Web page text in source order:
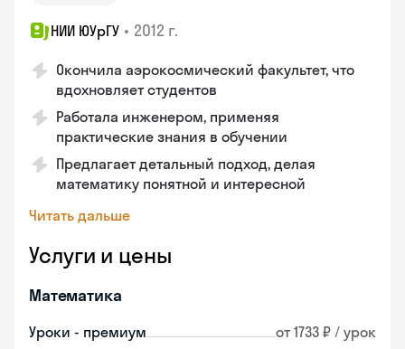
НИИ ЮУрГУ • 2012 г.
Окончила аэрокосмический факультет, что
вдохновляет студентов
Работала инженером, применяя
практические знания в обучении
Предлагает детальный подход, делая
математику понятной и интересной
Читать дальше
Услуги и цены
Математика
Уроки - премиум от 1733 ₽ / урок